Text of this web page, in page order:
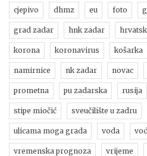
cjepivo dhmz eu foto
grad zadar hnk zadar
korona koronavirus košarka
namirnice nk zadar novac
prometna pu zadarska rusija
stipe miočić sveučilište u zadru
ulicama moga grada voda
vremenska prognoza vrijeme